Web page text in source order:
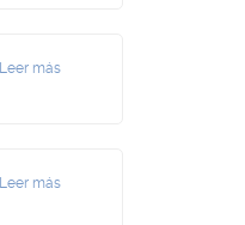
Leer más
Leer más